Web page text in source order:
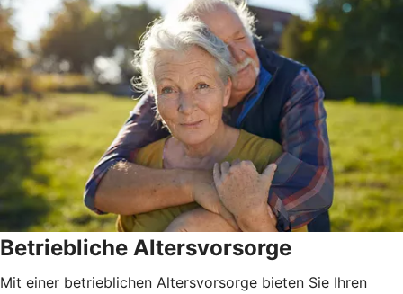
Betriebliche Altersvorsorge
Mit einer betrieblichen Altersvorsorge bieten Sie Ihren